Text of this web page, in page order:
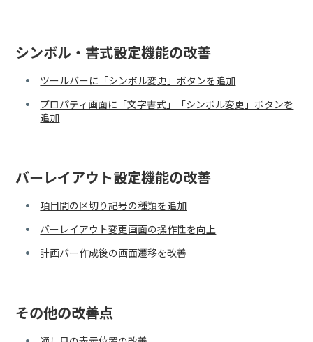
シンボル・書式設定機能の改善
ツールバーに「シンボル変更」ボタンを追加
プロパティ画面に「文字書式」「シンボル変更」ボタンを
追加
バーレイアウト設定機能の改善
項目間の区切り記号の種類を追加
バーレイアウト変更画面の操作性を向上
計画バー作成後の画面遷移を改善
その他の改善点